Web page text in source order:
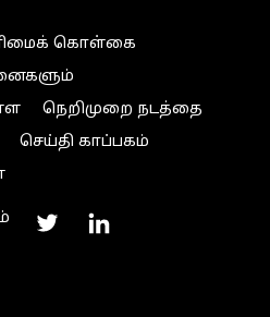
கொள்கை
நெறிமுறை நடத்தை
செய்தி காப்பகம்